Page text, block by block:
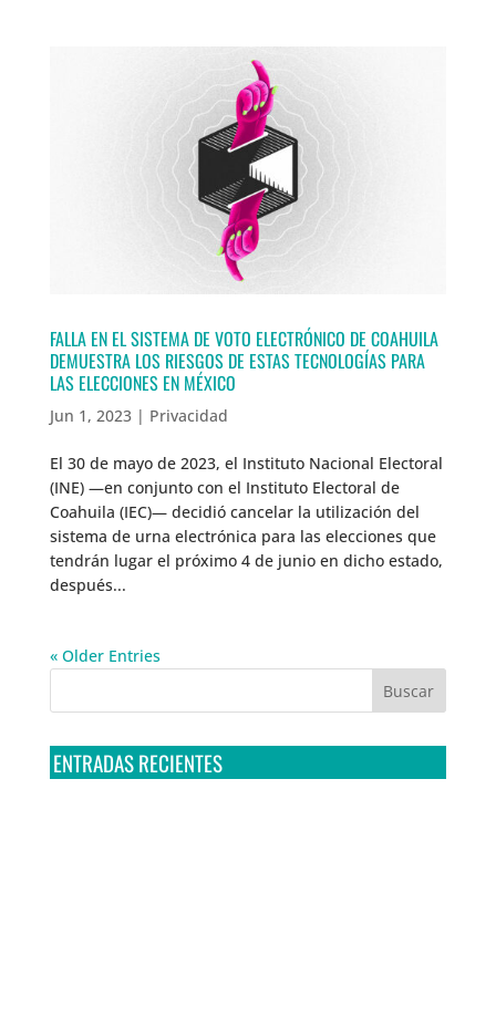
FALLA EN EL SISTEMA DE VOTO ELECTRÓNICO DE COAHUILA
DEMUESTRA LOS RIESGOS DE ESTAS TECNOLOGÍAS PARA
LAS ELECCIONES EN MÉXICO
Jun 1, 2023| Privacidad
El 30 de mayo de 2023, el Instituto Nacional Electoral
(INE) —en conjunto con el Instituto Electoral de
Coahuila (IEC)— decidió cancelar la utilización del
sistema de urna electrónica para las elecciones que
tendrán lugar el próximo 4 de junio en dicho estado,
después...
« Older Entries
ENTRADAS RECIENTES